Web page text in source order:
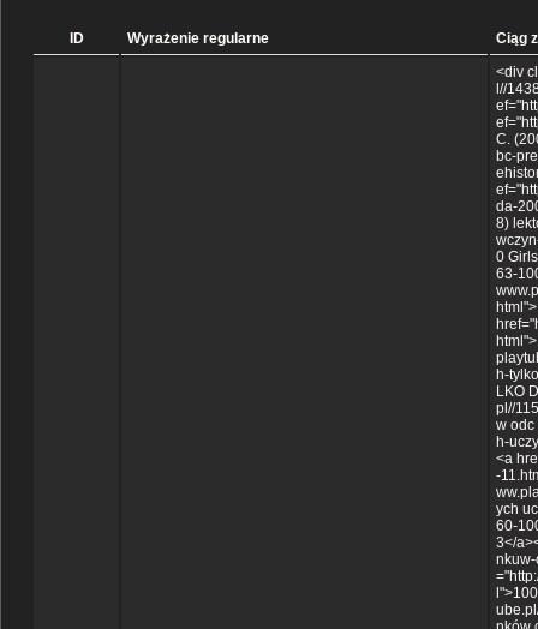
ID Wyrażenie regularne Ciąg
<div
l//
C.
bc-
da-
8)
0
63-
h-
LKO
pl//
w odc
h-
<a
-
ych
60-
3</
nkuw-